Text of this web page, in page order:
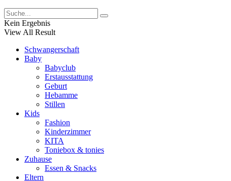
Kein Ergebnis
View All Result
Schwangerschaft
Baby
Babyclub
Erstausstattung
Geburt
Hebamme
Stillen
Kids
Fashion
Kinderzimmer
KITA
Toniebox & tonies
Zuhause
Essen & Snacks
Eltern